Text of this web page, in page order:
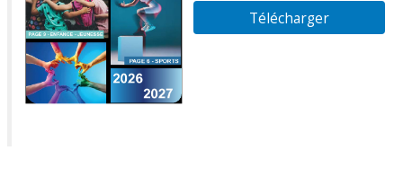
Télécharger